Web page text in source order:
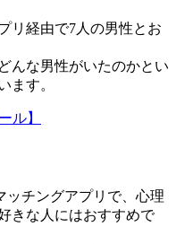
リ経由で7人の男性とお
んな男性がいたのかとい
ます。
ル】
ッチングアプリで、心理
きな人にはおすすめで